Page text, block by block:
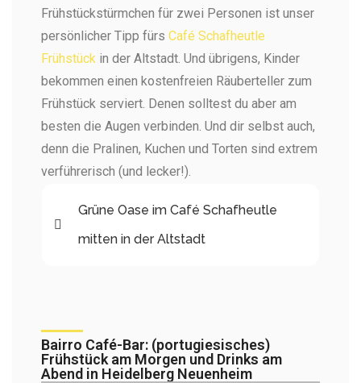
Frühstückstürmchen für zwei Personen ist unser
persönlicher Tipp fürs Café Schafheutle
Frühstück in der Altstadt. Und übrigens, Kinder
bekommen einen kostenfreien Räuberteller zum
Frühstück serviert. Denen solltest du aber am
besten die Augen verbinden. Und dir selbst auch,
denn die Pralinen, Kuchen und Torten sind extrem
verführerisch (und lecker!).
Grüne Oase im Café Schafheutle
mitten in der Altstadt​
Bairro Café-Bar: (portugiesisches)
Frühstück am Morgen und Drinks am
Abend in Heidelberg Neuenheim